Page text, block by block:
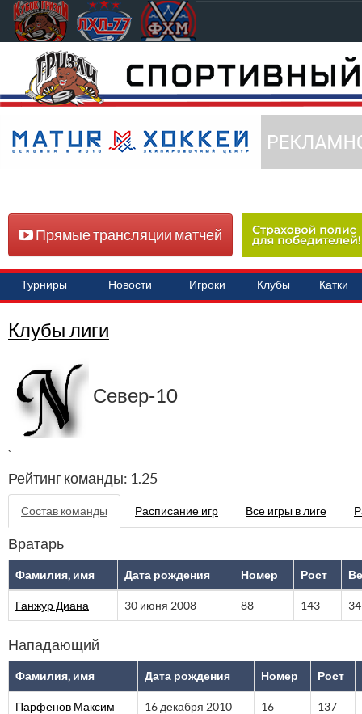
Прямые трансляции матчей
Турниры Новости Игроки Клубы Катки
Клубы лиги
Север-10
`
Рейтинг команды: 1.25
Состав команды Расписание игр Все игры в лиге
Вратарь
Фамилия, имя Дата рождения Номер Рост
Ганжур Диана 30 июня 2008 88 143 34
Нападающий
Фамилия, имя Дата рождения Номер Рост
Парфенов Максим 16 декабря 2010 16 137